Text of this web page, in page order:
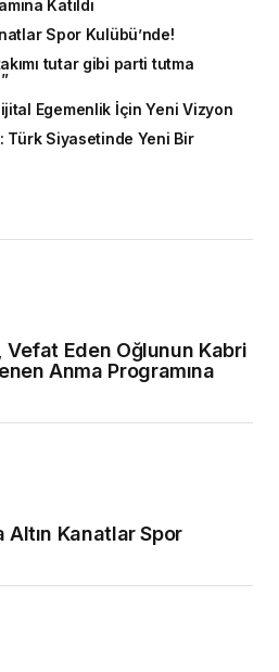
Katıldı
Spor Kulübü’nde!
tutar gibi parti tutma
Egemenlik İçin Yeni Vizyon
Türk Siyasetinde Yeni Bir
Eden Oğlunun Kabri
Anma Programına
Altın Kanatlar Spor